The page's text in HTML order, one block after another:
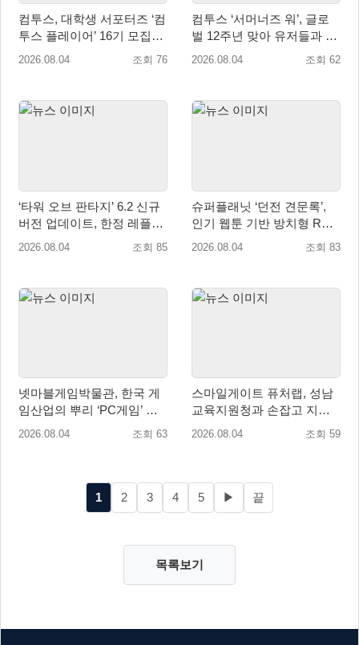
컴투스, 대학생 서포터즈 ‘컴
투스 플레이어’ 16기 모집
“게임·콘텐츠 인재 모여라!”
2026.08.04 조회 76
컴투스 ‘서머너즈 워’, 글로
벌 12주년 맞아 유저들과 함
께 ‘소환사의 숲’ 조성
2026.08.04 조회 62
‘타워 오브 판타지’ 6.2 신규
버전 업데이트, 한정 레플리
카 ‘겔피인’ 등장
2026.08.04 조회 85
슈퍼플래닛 ‘던전 견문록’,
인기 웹툰 기반 방치형 RPG
로 글로벌 정식 출시
2026.08.04 조회 83
넷마블게임박물관, 한국 게
임산업의 뿌리 ‘PC게임’ 상
설전시로 재조명
2026.08.04 조회 63
스마일게이트 퓨처랩, 성남
교육지원청과 손잡고 지역
협력 학생교육 프로그램 개
2026.08.04 조회 59
1 2 3 4 5 ▶ 끝
목록보기